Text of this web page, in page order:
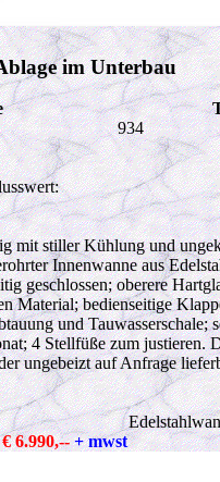
im Unterbau
934
mit stiller Kühlung und
Innenwanne aus
geschlossen; oberere
Material; bedienseitige
und Tauwasserschale;
4 Stellfüße zum justieren.
ungebeizt auf Anfrage
6.990,-- + mwst